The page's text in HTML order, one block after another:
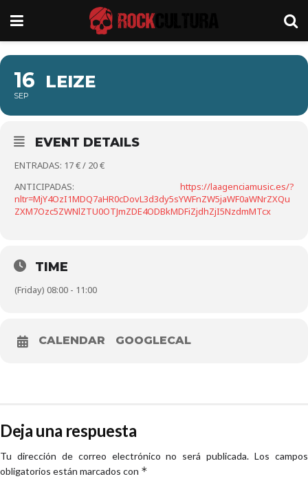
16
SEP
LEIZE
EVENT DETAILS
ENTRADAS: 17 € / 20 €
ANTICIPADAS: https://laagenciamusic.es/?
nltr=MjY4OzI1MDQ7aHR0cDovL3d3dy5sYWFnZW5jaWF0aWNrZXQu
ZXM7Ozc5ZWNlZTU0OTJmZDE4ODBkMDFiZjdhZjI5NzdmMTcx
TIME
(Friday) 08:00 - 11:00
CALENDAR GOOGLECAL
Deja una respuesta
Tu dirección de correo electrónico no será publicada. Los campos
obligatorios están marcados con *